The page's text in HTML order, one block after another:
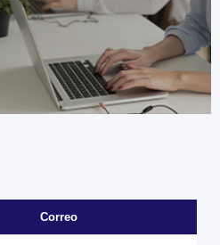
Correo